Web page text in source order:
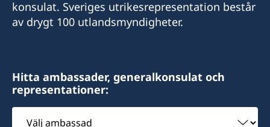
Fax
Cross section of Rawdah Street with Prince
Sultan Street
Al-Sulaiman Business Center
8:th Floor
konsulat. Sveriges utrikesrepresentation består
av drygt 100 utlandsmyndigheter.
Hitta ambassader, generalkonsulat och
representationer:
Välj